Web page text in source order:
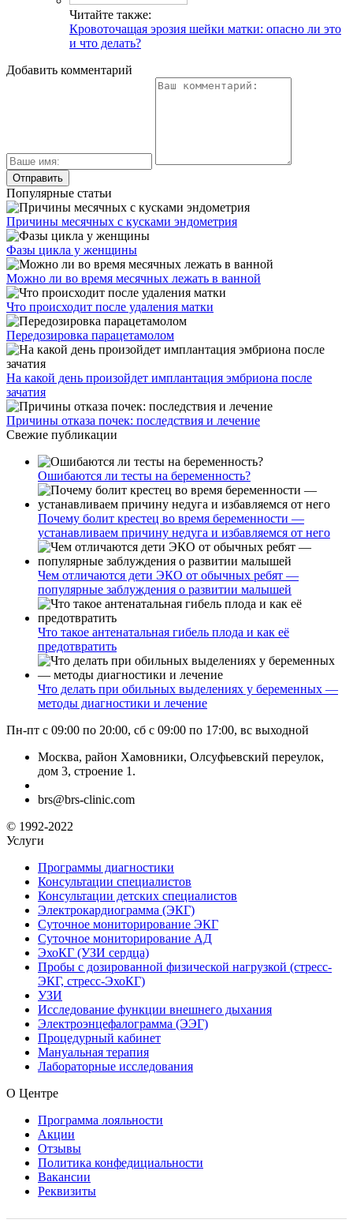
Читайте также:
Кровоточащая эрозия шейки матки: опасно ли это
и что делать?
Добавить комментарий
Популярные статьи
Причины месячных с кусками эндометрия
Фазы цикла у женщины
Можно ли во время месячных лежать в ванной
Что происходит после удаления матки
Передозировка парацетамолом
На какой день произойдет имплантация эмбриона после
зачатия
Причины отказа почек: последствия и лечение
Свежие публикации
Ошибаются ли тесты на беременность?
Почему болит крестец во время беременности —
устанавливаем причину недуга и избавляемся от него
Чем отличаются дети ЭКО от обычных ребят —
популярные заблуждения о развитии малышей
Что такое антенатальная гибель плода и как её
предотвратить
Что делать при обильных выделениях у беременных —
методы диагностики и лечение
Пн-пт с 09:00 по 20:00, сб с 09:00 по 17:00, вс выходной
Москва, район Хамовники, Олсуфьевский переулок,
дом 3, строение 1.
brs@brs-clinic.com
© 1992-2022
Услуги
Программы диагностики
Консультации специалистов
Консультации детских специалистов
Электрокардиограмма (ЭКГ)
Суточное мониторирование ЭКГ
Суточное мониторирование АД
ЭхоКГ (УЗИ сердца)
Пробы с дозированной физической нагрузкой (стресс-
ЭКГ, стресс-ЭхоКГ)
УЗИ
Исследование функции внешнего дыхания
Электроэнцефалограмма (ЭЭГ)
Процедурный кабинет
Мануальная терапия
Лабораторные исследования
О Центре
Программа лояльности
Акции
Отзывы
Политика конфедициальности
Вакансии
Реквизиты